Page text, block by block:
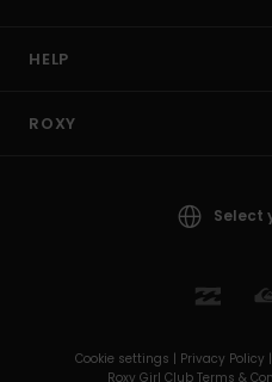
HELP
ROXY
Select
Cookie settings | Privacy Policy |
Roxy Girl Club Terms &